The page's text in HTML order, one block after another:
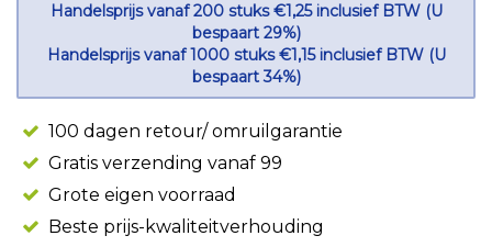
Handelsprijs vanaf 200 stuks €1,25 inclusief BTW (U
bespaart 29%)
Handelsprijs vanaf 1000 stuks €1,15 inclusief BTW (U
bespaart 34%)
100 dagen retour/ omruilgarantie
Gratis verzending vanaf 99
Grote eigen voorraad
Beste prijs-kwaliteitverhouding